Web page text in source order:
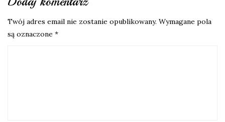
Twój adres email nie zostanie opublikowany. Wymagane pola
są oznaczone *